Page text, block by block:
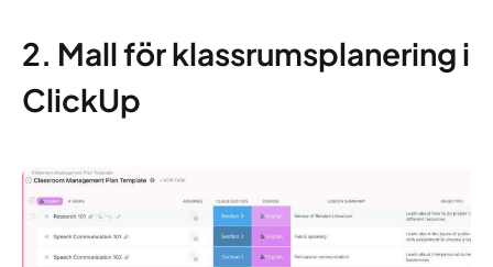
2. Mall för klassrumsplanering i
ClickUp